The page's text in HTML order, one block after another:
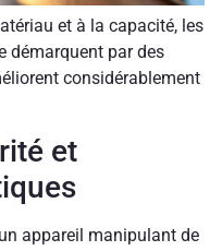
et à la capacité, les
démarquent par des
considérablement
et
appareil manipulant de